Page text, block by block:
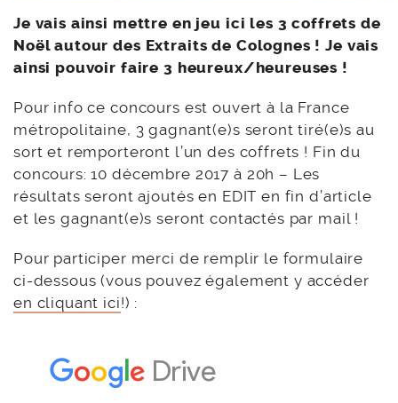
Je vais ainsi mettre en jeu ici les 3 coffrets de
Noël autour des Extraits de Colognes ! Je vais
ainsi pouvoir faire 3 heureux/heureuses !
Pour info ce concours est ouvert à la France
métropolitaine, 3 gagnant(e)s seront tiré(e)s au
sort et remporteront l’un des coffrets ! Fin du
concours: 10 décembre 2017 à 20h – Les
résultats seront ajoutés en EDIT en fin d’article
et les gagnant(e)s seront contactés par mail !
Pour participer merci de remplir le formulaire
ci-dessous (vous pouvez également y accéder
en cliquant ici!) :